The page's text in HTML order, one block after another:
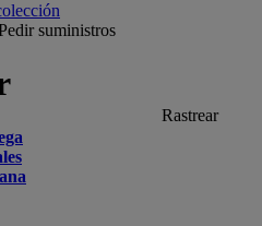
suministros
Rastrear